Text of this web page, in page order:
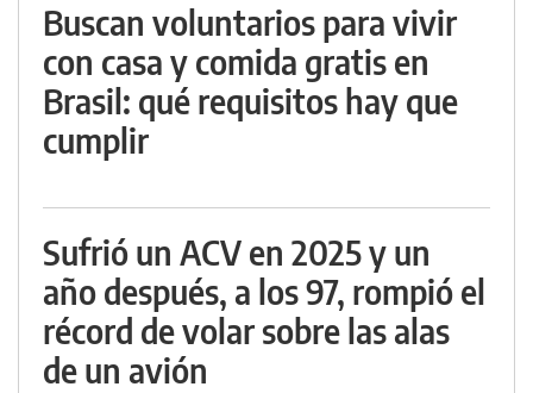
Buscan voluntarios para vivir
con casa y comida gratis en
Brasil: qué requisitos hay que
cumplir
Sufrió un ACV en 2025 y un
año después, a los 97, rompió el
récord de volar sobre las alas
de un avión